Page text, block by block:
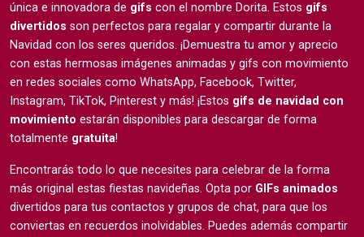
única e innovadora de gifs con el nombre Dorita. Estos gifs
divertidos son perfectos para regalar y compartir durante la
Navidad con los seres queridos. ¡Demuestra tu amor y aprecio
con estas hermosas imágenes animadas y gifs con movimiento
en redes sociales como WhatsApp, Facebook, Twitter,
Instagram, TikTok, Pinterest y más! ¡Estos gifs de navidad con
movimiento estarán disponibles para descargar de forma
totalmente gratuita!
Encontrarás todo lo que necesites para celebrar de la forma
más original estas fiestas navideñas. Opta por GIFs animados
divertidos para tus contactos y grupos de chat, para que los
conviertas en recuerdos inolvidables. Puedes además compartir